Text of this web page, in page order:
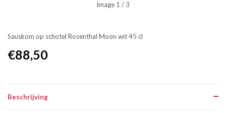
Image 1 / 3
Sauskom op schotel Rosenthal Moon wit 45 cl
€88,50
Beschrijving